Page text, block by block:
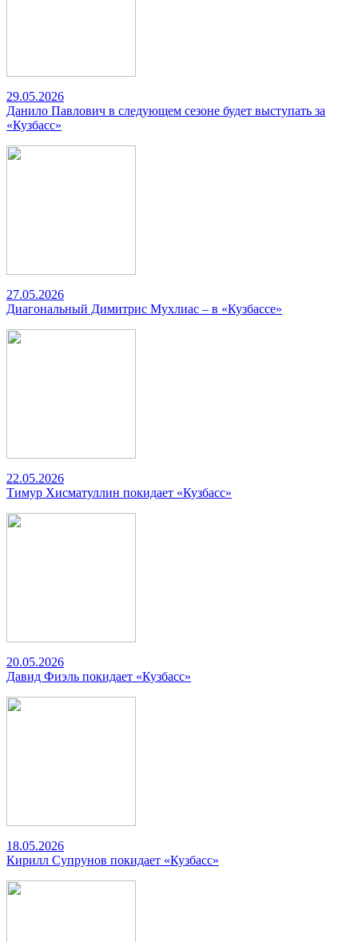
29.05.2026
Данило Павлович в следующем сезоне будет выступать за
«Кузбасс»
27.05.2026
Диагональный Димитрис Мухлиас – в «Кузбассе»
22.05.2026
Тимур Хисматуллин покидает «Кузбасс»
20.05.2026
Давид Фиэль покидает «Кузбасс»
18.05.2026
Кирилл Супрунов покидает «Кузбасс»